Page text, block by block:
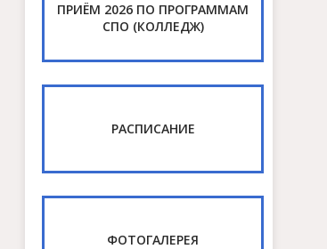
ПРИЁМ 2026 ПО ПРОГРАММАМ
СПО (КОЛЛЕДЖ)
РАСПИСАНИЕ
ФОТОГАЛЕРЕЯ